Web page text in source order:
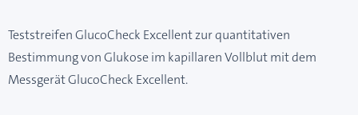
Teststreifen GlucoCheck Excellent zur quantitativen
Bestimmung von Glukose im kapillaren Vollblut mit dem
Messgerät GlucoCheck Excellent.